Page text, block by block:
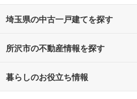
埼玉県の中古一戸建てを探す
路線・駅から探す
通勤・通学時間から探す
所沢市の不動産情報を探す
不動産・住宅
暮らしのお役立ち情報